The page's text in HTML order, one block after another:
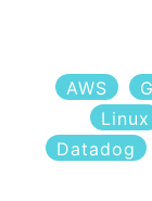
AWS
Linux
Datadog